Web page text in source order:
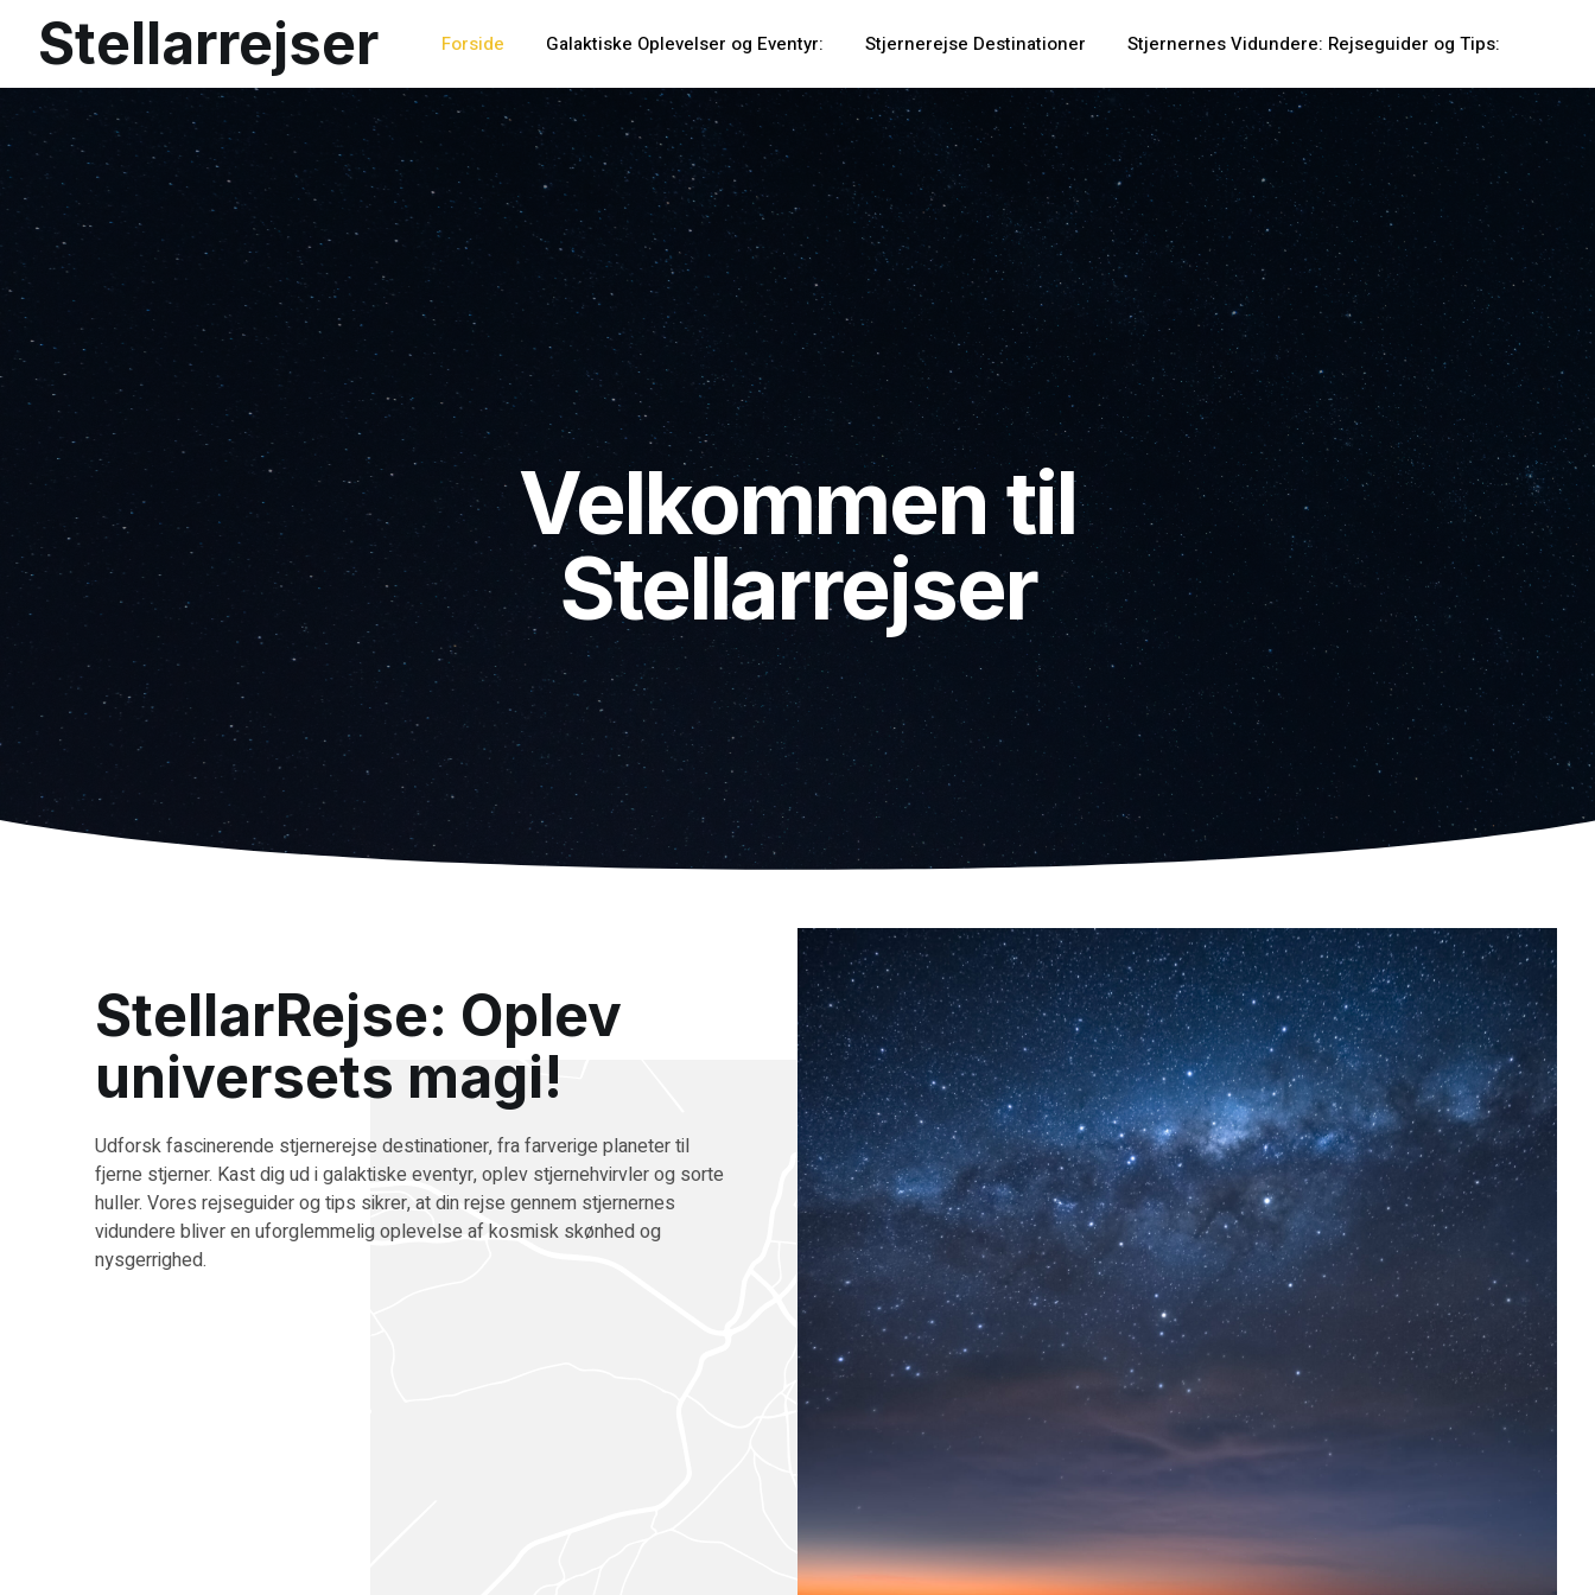
Stellarrejser Forside Galaktiske Oplevelser og Eventyr: Stjernerejse Destinationer Stjernernes Vidundere: Rejseguider og Tips:
Velkommen til
Stellarrejser
StellarRejse: Oplev
universets magi!
Udforsk fascinerende stjernerejse destinationer, fra farverige planeter til
fjerne stjerner. Kast dig ud i galaktiske eventyr, oplev stjernehvirvler og sorte
huller. Vores rejseguider og tips sikrer, at din rejse gennem stjernernes
vidundere bliver en uforglemmelig oplevelse af kosmisk skønhed og
nysgerrighed.